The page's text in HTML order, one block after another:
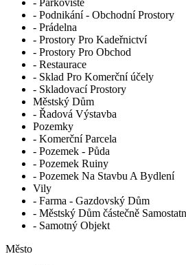
- Podnikání - Obchodní Prostory
- Prádelna
- Prostory Pro Kadeřnictví
- Prostory Pro Obchod
- Restaurace
- Sklad Pro Komerční účely
- Skladovací Prostory
Městský Dům
- Řadová Výstavba
Pozemky
- Komerční Parcela
- Pozemek - Půda
- Pozemek Ruiny
- Pozemek Na Stavbu A Bydlení
Vily
- Farma - Gazdovský Dům
- Městský Dům částečně
- Samotný Objekt
Město